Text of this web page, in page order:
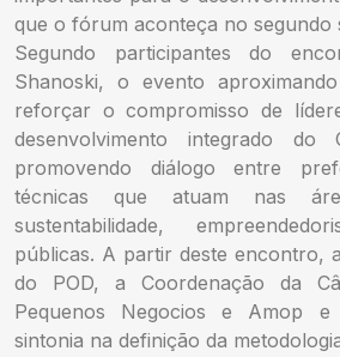
que o fórum aconteça no segundo
Segundo participantes do
Shanoski, o evento
reforçar o compromisso de
desenvolvimento integrado do
promovendo diálogo entre
técnicas que atuam nas
sustentabilidade,
públicas. A partir deste encontro,
do POD, a Coordenação da
Pequenos Negocios e Amop
sintonia na definição da